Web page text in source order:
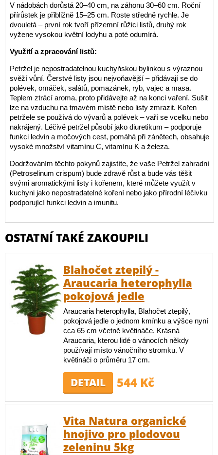
V nádobách dorůstá 20–40 cm, na záhonu 30–60 cm. Roční
přírůstek je přibližně 15–25 cm. Roste středně rychle. Je
dvouletá – první rok tvoří přízemní růžici listů, druhý rok
vyžene vysokou květní lodyhu a poté odumírá.
Využití a zpracování listů:
Petržel je nepostradatelnou kuchyňskou bylinkou s výraznou
svěží vůní. Čerstvé listy jsou nejvoňavější – přidávají se do
polévek, omáček, salátů, pomazánek, ryb, vajec a masa.
Teplem ztrácí aroma, proto přidávejte až na konci vaření. Sušit
lze na vzduchu na tmavém místě nebo listy zmrazit. Kořen
petržele se používá do vývarů a polévek – vaří se vcelku nebo
nakrájený. Léčivě petržel působí jako diuretikum – podporuje
funkci ledvin a močových cest, pomáhá při zánětech, obsahuje
vysoké množství vitamínu C, vitamínu K a železa.
Dodržováním těchto pokynů zajistíte, že vaše Petržel zahradní
(Petroselinum crispum) bude zdravě růst a bude vás těšit
svými aromatickými listy i kořenem, které můžete využít v
kuchyni jako nepostradatelné koření nebo jako přírodní léčivku
podporující funkci ledvin a imunitu.
OSTATNÍ TAKÉ ZAKOUPILI
Blahočet ztepilý -
Araucaria heterophylla
pokojová jedle
Araucaria heterophylla, Blahočet ztepilý,
pokojová jedle o jednom kmínku a výšce nyní
cca 65 cm včetně květináče. Krásná
Araucaria, kterou lidé o vánocích někdy
používají místo vánočního stromku. V
květináči o průměru 17 cm.
DETAIL 544 Kč
Vita Natura organické
hnojivo pro plodovou
zeleninu 5kg